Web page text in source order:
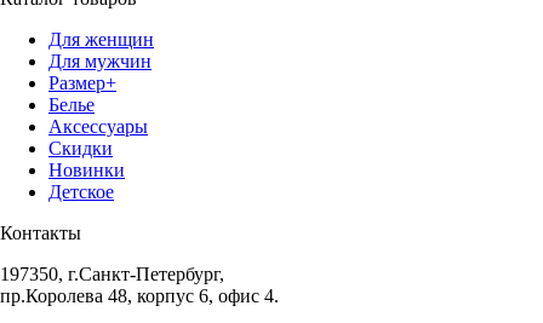
Для женщин
Для мужчин
Размер+
Белье
Аксессуары
Скидки
Новинки
Детское
Контакты
197350, г.Санкт-Петербург,
пр.Королева 48, корпус 6, офис 4.